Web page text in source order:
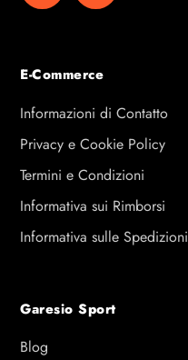
E-Commerce
Informazioni di Contatto
Privacy e Cookie Policy
Termini e Condizioni
Informativa sui Rimborsi
Informativa sulle Spedizioni
Garesio Sport
Blog